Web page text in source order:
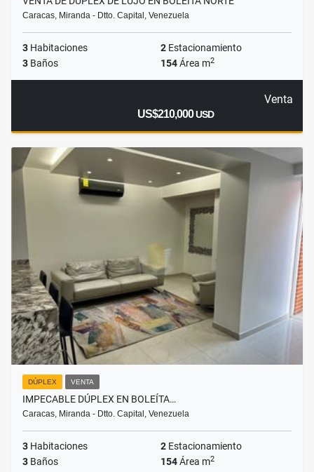
Caracas, Miranda - Dtto. Capital, Venezuela
3 Habitaciones 2 Estacionamiento
3 Baños 154Área m2
Venta
US$210,000USD
DÚPLEX VENTA
IMPECABLE DÚPLEX EN BOLEÍTA…
Caracas, Miranda - Dtto. Capital, Venezuela
3 Habitaciones 2 Estacionamiento
3 Baños 154Área m2